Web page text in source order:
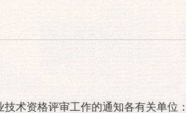
术资格评审工作的通知各有关单位